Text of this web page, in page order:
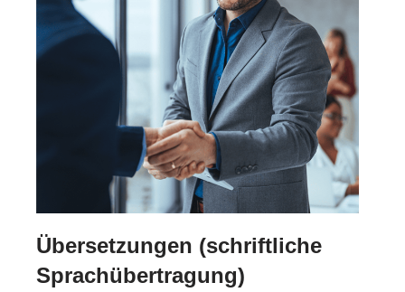
Übersetzungen (schriftliche
Sprachübertragung)